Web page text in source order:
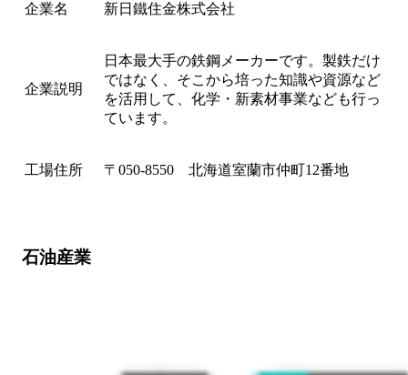
企業名 新日鐵住金株式会社
企業説明
日本最大手の鉄鋼メーカーです。製鉄だけ
ではなく、そこから培った知識や資源など
を活用して、化学・新素材事業なども行っ
ています。
工場住所 〒050-8550 北海道室蘭市仲町12番地
石油産業